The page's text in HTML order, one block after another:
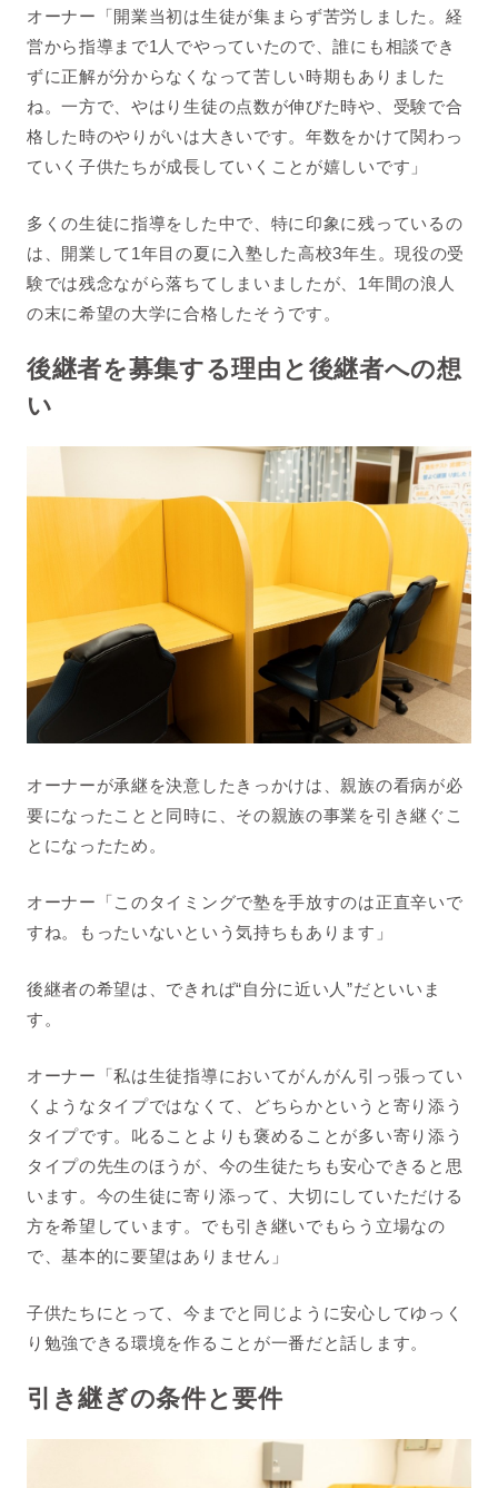
オーナー「開業当初は生徒が集まらず苦労しました。 経
営から指導まで1人でやっていたので、誰にも相談でき
ずに正解が分からなくなって苦しい時期もありました
ね。一方で、やはり生徒の点数が伸びた時や、受験で合
格した時のやりがいは大きいです。年数をかけて関わっ
ていく子供たちが成長していくことが嬉しいです」
多くの生徒に指導をした中で、特に印象に残っているの
は、開業して1年目の夏に入塾した高校3年生。現役の受
験では残念ながら落ちてしまいましたが、1年間の浪人
の末に希望の大学に合格したそうです。
後継者を募集する理由と後継者への想
い
オーナーが承継を決意したきっかけは、親族の看病が必
要になったことと同時に、その親族の事業を引き継ぐこ
とになったため。
オーナー「このタイミングで塾を手放すのは正直辛いで
すね。もったいないという気持ちもあります」
後継者の希望は、できれば“自分に近い人”だといいま
す。
オーナー「私は生徒指導においてがんがん引っ張ってい
くようなタイプではなくて、どちらかというと寄り添う
タイプです。叱ることよりも褒めることが多い寄り添う
タイプの先生のほうが、今の生徒たちも安心できると思
います。今の生徒に寄り添って、大切にしていただける
方を希望しています。でも引き継いでもらう立場なの
で、基本的に要望はありません」
子供たちにとって、今までと同じように安心してゆっく
り勉強できる環境を作ることが一番だと話します。
引き継ぎの条件と要件